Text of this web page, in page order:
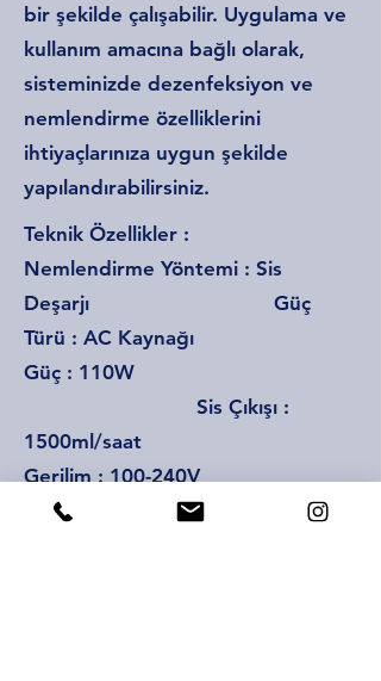
bir şekilde çalışabilir. Uygulama ve
kullanım amacına bağlı olarak,
sisteminizde dezenfeksiyon ve
nemlendirme özelliklerini
ihtiyaçlarınıza uygun şekilde
yapılandırabilirsiniz.
Teknik Özellikler :
Nemlendirme Yöntemi : Sis
Deşarjı Güç
Türü : AC Kaynağı
Güç : 110W
Sis Çıkışı :
1500ml/saat
Gerilim : 100-240V
Kapasite : 24L